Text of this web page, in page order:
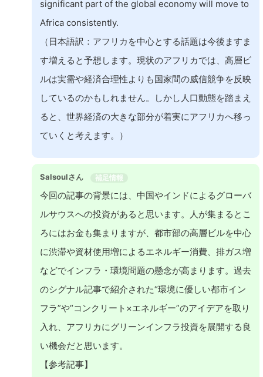
significant part of the global economy will move to
Africa consistently.
（日本語訳：アフリカを中心とする話題は今後ますま
す増えると予想します。現状のアフリカでは、高層ビ
ルは実需や経済合理性よりも国家間の威信競争を反映
しているのかもしれません。しかし人口動態を踏まえ
ると、世界経済の大きな部分が着実にアフリカへ移っ
ていくと考えます。）
Salsoulさん 補足情報
今回の記事の背景には、中国やインドによるグローバ
ルサウスへの投資があると思います。人が集まるとこ
ろにはお金も集まりますが、都市部の高層ビルを中心
に渋滞や資材使用増によるエネルギー消費、排ガス増
などでインフラ・環境問題の懸念が高まります。過去
のシグナル記事で紹介された“環境に優しい都市イン
フラ”や“コンクリート×エネルギー”のアイデアを取り
入れ、アフリカにグリーンインフラ投資を展開する良
い機会だと思います。
【参考記事】